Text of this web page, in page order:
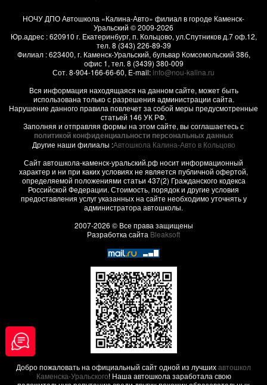
НОЧУ ДПО Автошкола «Калина-Авто» филиал в городе Каменск-
Уральский © 2009-2026
Юр.адрес :620910 г. Екатеринбург, п. Кольцово, ул.Спутников д.7 оф.12,
тел. 8 (343) 226-89-39
Филиал :623400, г. Каменск-Уральский, бульвар Комсомольский 38б,
офис 1, тел. 8 (3439) 380-009
Сот. 8-904-166-66-60, E-mail:info@nou-kalina.ru
Вся информация находящаяся на данном сайте, может быть
использована только с разрешения администрации сайта.
Нарушение данного правила повлечет за собой меры предусмотренные
статьей 146 УК РФ.
Заполняя и отправляя формы на этом сайте, вы соглашаетесь с
политикой конфиденциальности персональных данных
Другие наши филиалы :Автошкола Калина-Авто в Кольцово
Сайт автошкола-каменск-уральский.рф носит информационный
характер и ни при каких условиях не является публичной офертой,
определяемой положениями статьи 437(2) Гражданского кодекса
Российской Федерации. Стоимость, порядок и другие условия
предоставления услуг указанных на сайте необходимо уточнять у
администратора автошколы.
2007-2026 © Все права защищены
Разработка сайта Bleaksoft
Добро пожаловать на официальный сайт одной из лучшихавтошкол
Каменска-Уральского! Наша автошкола заработала свою